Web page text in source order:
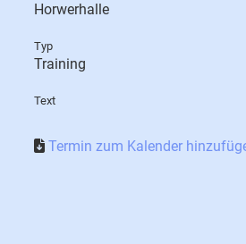
Horwerhalle
Typ
Training
Text
Termin zum Kalender